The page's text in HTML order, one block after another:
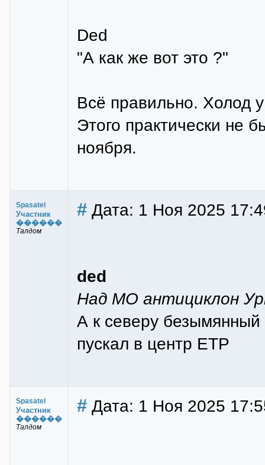
Ded
"А как же вот это ?"
Всё правильно. Холод
Этого практически не
ноября.
Spasatel
Участник
������
Талдом
# Дата: 1 Ноя 2025
ded
Над МО антициклон
А к северу
пускал в центр ЕТР
Spasatel
Участник
������
Талдом
# Дата: 1 Ноя 2025